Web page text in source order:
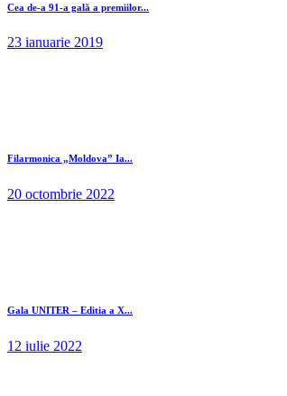
Cea de-a 91-a gală a premiilor...
23 ianuarie 2019
Filarmonica „Moldova” Ia...
20 octombrie 2022
Gala UNITER – Editia a X...
12 iulie 2022